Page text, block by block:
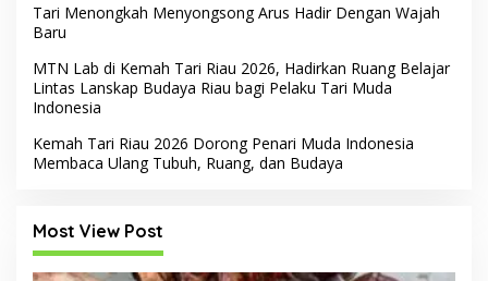
Tari Menongkah Menyongsong Arus Hadir Dengan Wajah
Baru
MTN Lab di Kemah Tari Riau 2026, Hadirkan Ruang Belajar
Lintas Lanskap Budaya Riau bagi Pelaku Tari Muda
Indonesia
Kemah Tari Riau 2026 Dorong Penari Muda Indonesia
Membaca Ulang Tubuh, Ruang, dan Budaya
Most View Post